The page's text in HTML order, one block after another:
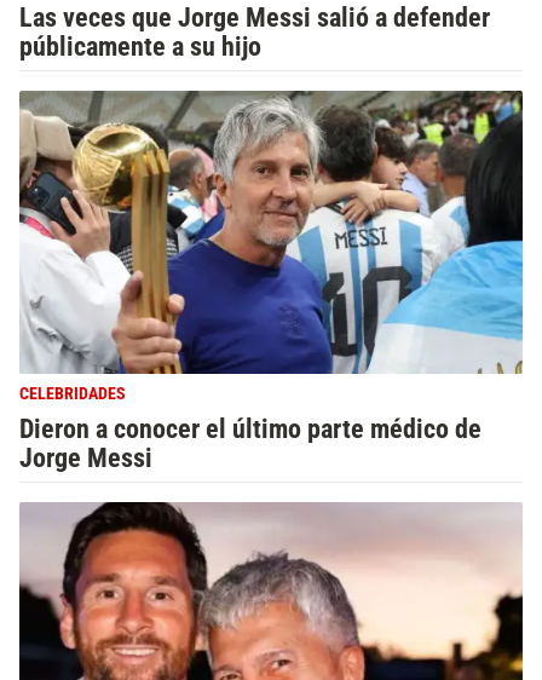
Las veces que Jorge Messi salió a defender
públicamente a su hijo
CELEBRIDADES
Dieron a conocer el último parte médico de
Jorge Messi